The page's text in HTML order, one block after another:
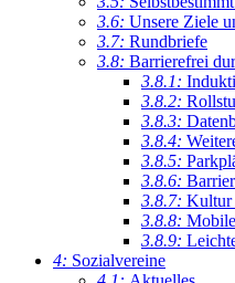
3.6: Unsere Ziele
3.7: Rundbriefe
3.8: Barrierefrei
3.8.1:
3.8.2:
3.8.3:
3.8.4:
3.8.5:
3.8.6:
3.8.7: Kultur
3.8.8:
3.8.9:
4: Sozialvereine